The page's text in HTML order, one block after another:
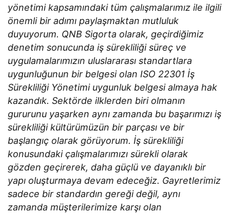
yönetimi kapsamındaki tüm çalışmalarımız ile ilgili
önemli bir adımı paylaşmaktan mutluluk
duyuyorum. QNB Sigorta olarak, geçirdiğimiz
denetim sonucunda iş sürekliliği süreç ve
uygulamalarımızın uluslararası standartlara
uygunluğunun bir belgesi olan ISO 22301 İş
Sürekliliği Yönetimi uygunluk belgesi almaya hak
kazandık. Sektörde ilklerden biri olmanın
gururunu yaşarken aynı zamanda bu başarımızı iş
sürekliliği kültürümüzün bir parçası ve bir
başlangıç olarak görüyorum. İş sürekliliği
konusundaki çalışmalarımızı sürekli olarak
gözden geçirerek, daha güçlü ve dayanıklı bir
yapı oluşturmaya devam edeceğiz. Gayretlerimiz
sadece bir standardın gereği değil, aynı
zamanda müşterilerimize karşı olan